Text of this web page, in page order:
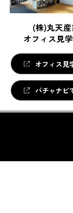
(株)丸天
オフィス見
オフィス見
バチャナビ